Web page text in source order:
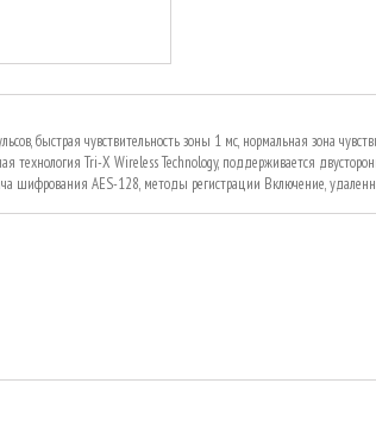
быстрая чувствительность зоны 1 мс, нормальная зона
технология Tri-X Wireless Technology, поддерживается
шифрования AES-128, методы регистрации Включение,